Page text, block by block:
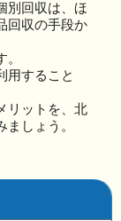
別回収は、ほ
回収の手段か
用すること
リットを、北
しょう。